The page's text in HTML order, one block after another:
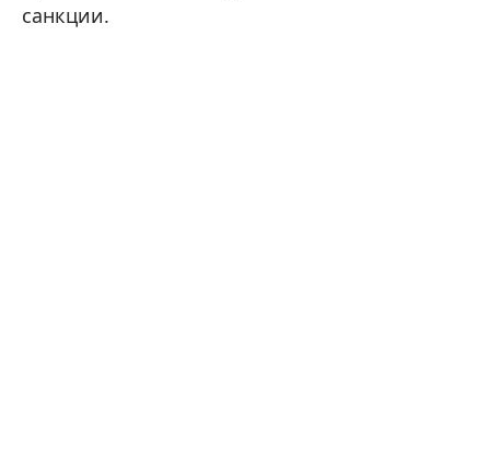
санкции.